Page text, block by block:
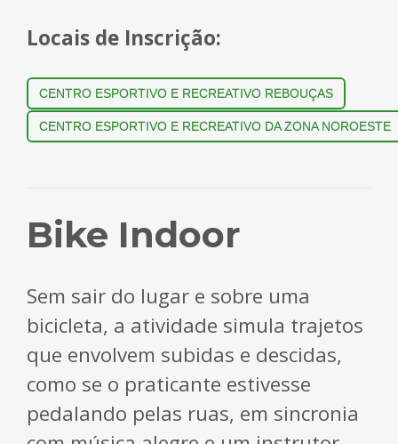
Locais de Inscrição:
CENTRO ESPORTIVO E RECREATIVO REBOUÇAS
CENTRO ESPORTIVO E RECREATIVO DA ZONA NOROESTE
Bike Indoor
Sem sair do lugar e sobre uma
bicicleta, a atividade simula trajetos
que envolvem subidas e descidas,
como se o praticante estivesse
pedalando pelas ruas, em sincronia